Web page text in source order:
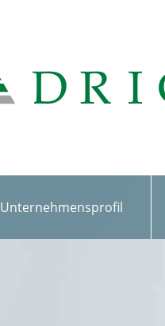
Unternehmensprofil